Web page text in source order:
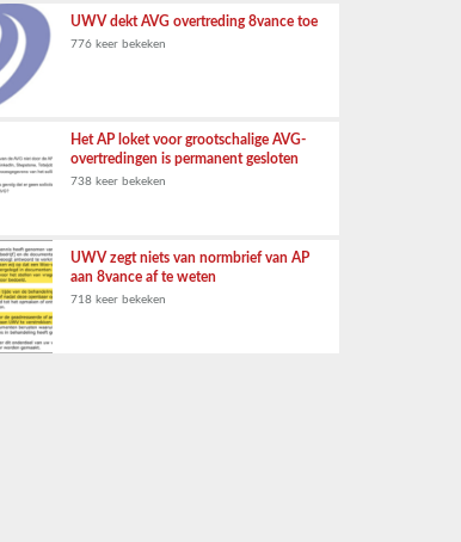
UWV dekt AVG overtreding 8vance toe
776 keer bekeken
Het AP loket voor grootschalige AVG-
overtredingen is permanent gesloten
738 keer bekeken
UWV zegt niets van normbrief van AP
aan 8vance af te weten
718 keer bekeken